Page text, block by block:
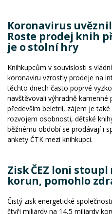
Koronavirus
Roste prodej knih
je o stolní hry
Knihkupcům v souvislosti s
koronaviru vzrostly prodeje na
těchto dnech často poprvé
navštěvovali výhradně
především beletrii, zájem je
rozvojem osobnosti, dětské
běžnému období se prodávají i
ankety ČTK mezi knihkupci.
Zisk ČEZ loni
korun, pomohlo
Čistý zisk energetické
čtyři miliardy na 14,5 miliardy